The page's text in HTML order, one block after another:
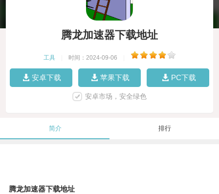
腾龙加速器下载地址
工具 时间：2024-09-06
安卓下载 苹果下载 PC下载
安卓市场，安全绿色
简介 排行
腾龙加速器下载地址